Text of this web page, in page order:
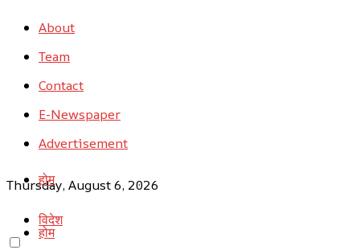
About
Team
Contact
E-Newspaper
Advertisement
Thursday, August 6, 2026
होम
विदेश
होम